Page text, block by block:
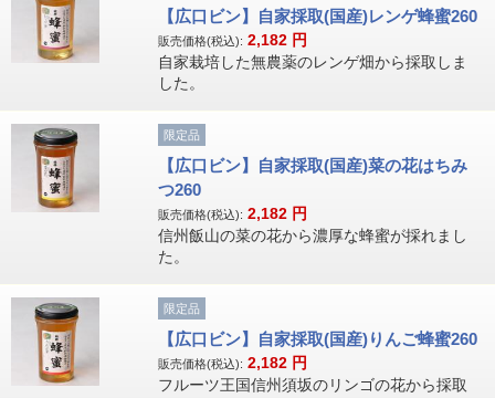
【広口ビン】自家採取(国産)レンゲ蜂蜜260
販売価格(税込): 2,182 円
自家栽培した無農薬のレンゲ畑から採取しま
した。
限定品
【広口ビン】自家採取(国産)菜の花はちみ
つ260
販売価格(税込): 2,182 円
信州飯山の菜の花から濃厚な蜂蜜が採れまし
た。
限定品
【広口ビン】自家採取(国産)りんご蜂蜜260
販売価格(税込): 2,182 円
フルーツ王国信州須坂のリンゴの花から採取